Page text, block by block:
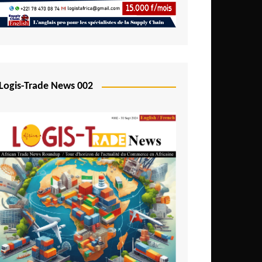
Trade News 002